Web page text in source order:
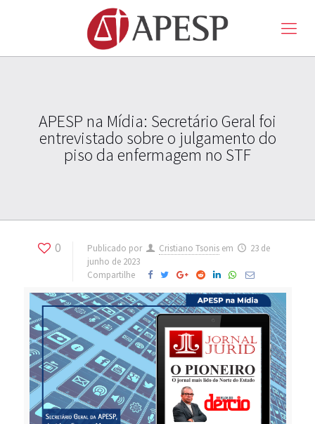
APESP na Mídia: Secretário Geral foi
entrevistado sobre o julgamento do
piso da enfermagem no STF
0 Publicado por Cristiano Tsonis em
23 de
junho de 2023
Compartilhe